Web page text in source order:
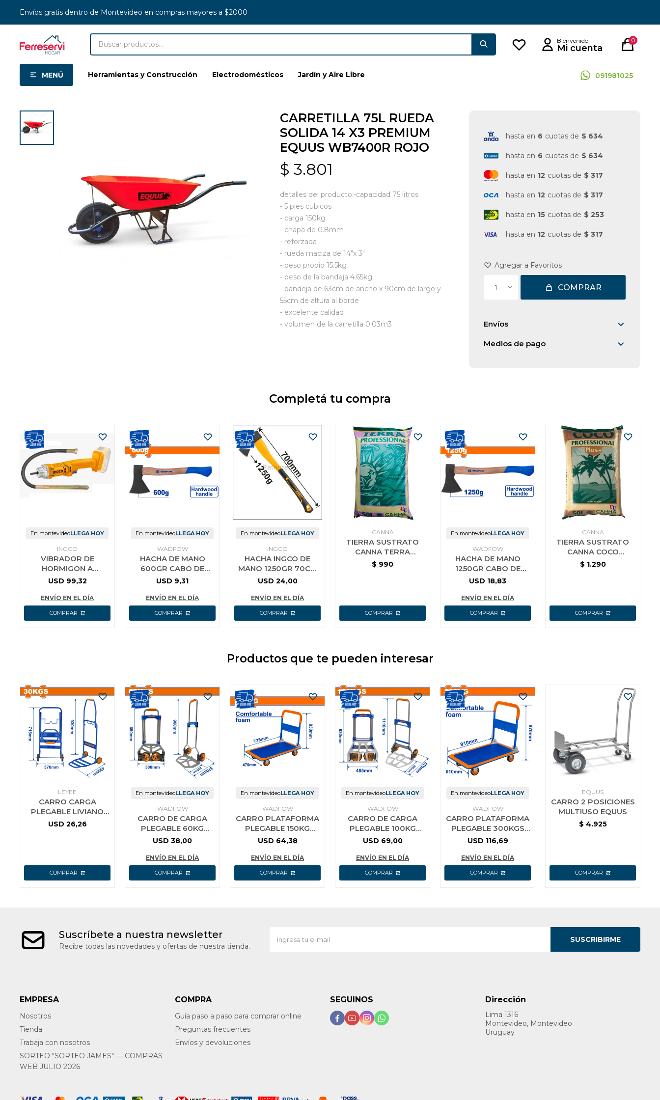
MENÚ Herramientas y Construcción Electrodomésticos Jardín y Aire Libre 091981025
0
Envíos gratis dentro de Montevideo en compras mayores a $2000
CARRETILLA 75L RUEDA
SOLIDA 14 X3 PREMIUM
EQUUS WB7400R ROJO
$ 3.801
detalles del producto:-capacidad 75 litros
- 5 pies cubicos
- carga 150kg
- chapa de 0.8mm
- reforzada
- rueda maciza de 14"x 3"
- peso propio 15.5kg
- peso de la bandeja 4.65kg
- bandeja de 63cm de ancho x 90cm de largo y
55cm de altura al borde
- excelente calidad
- volumen de la carretilla 0.03m3
hasta en 6 cuotas de $ 634
hasta en 6 cuotas de $ 634
hasta en 12 cuotas de $ 317
hasta en 12 cuotas de $ 317
hasta en 15 cuotas de $ 253
hasta en 12 cuotas de $ 317
1 COMPRAR
Envíos
Medios de pago
Completá tu compra
En montevideoLLEGA HOY
INGCO
VIBRADOR DE
HORMIGON A
BATERIA 20V
USD 99,32
ENVÍO EN EL DÍA
En montevideoLLEGA HOY
WADFOW
HACHA DE MANO
600GR CABO DE
MADERA WADFOW
USD 9,31
ENVÍO EN EL DÍA
En montevideoLLEGA HOY
INGCO
HACHA INGCO DE
MANO 1250GR 70CM
HAX02012508
USD 24,00
ENVÍO EN EL DÍA
CANNA
TIERRA SUSTRATO
CANNA TERRA
PROFESSIONAL 50 LT
$ 990
En montevideoLLEGA HOY
WADFOW
HACHA DE MANO
1250GR CABO DE
MADERA WADFOW
USD 18,83
ENVÍO EN EL DÍA
CANNA
TIERRA SUSTRATO
CANNA COCO
PROFESSIONAL 50 LT
$ 1.290
Productos que te pueden interesar
LEYEE
CARRO CARGA
PLEGABLE LIVIANO
PARA 30KG
USD 26,26
En montevideoLLEGA HOY
WADFOW
CARRO DE CARGA
PLEGABLE 60KG
960MM WADFOW
USD 38,00
ENVÍO EN EL DÍA
En montevideoLLEGA HOY
WADFOW
CARRO PLATAFORMA
PLEGABLE 150KG
WWB1315 WADFOW
USD 64,38
ENVÍO EN EL DÍA
En montevideoLLEGA HOY
WADFOW
CARRO DE CARGA
PLEGABLE 100KG
1110MM WADFOW
USD 69,00
ENVÍO EN EL DÍA
En montevideoLLEGA HOY
WADFOW
CARRO PLATAFORMA
PLEGABLE 300KGS
WWB1330 WADFOW
USD 116,69
ENVÍO EN EL DÍA
EQUUS
CARRO 2 POSICIONES
MULTIUSO EQUUS
$ 4.925
Suscríbete a nuestra newsletter
Recibe todas las novedades y ofertas de nuestra tienda.
SUSCRIBIRME
EMPRESA
Nosotros
Tienda
Trabaja con nosotros
SORTEO "SORTEO JAMES" — COMPRAS
WEB JULIO 2026
COMPRA
Guía paso a paso para comprar online
Preguntas frecuentes
Envíos y devoluciones
Dirección
Lima 1316
Montevideo, Montevideo
Uruguay
SEGUINOS
   